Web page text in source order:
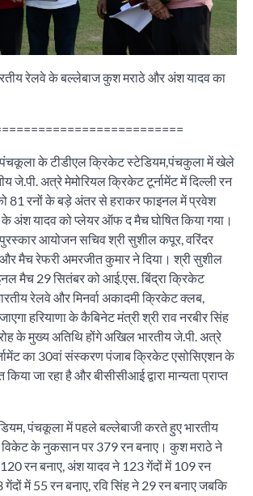
रेलवे के बल्लेबाज कुश मराठे और अंश यादव का
के टीडीएल क्रिकेट स्टेडियम,पंचकुला में खेले
जे.पी. अत्रे मेमोरियल क्रिकेट टूर्नामेंट में दिल्ली रन
81 रनों के बड़े अंतर से हराकर फाइनल में प्रवेश
अंश यादव को प्लेयर ऑफ द मैच घोषित किया गया।
आयोजन सचिव श्री सुशील कपूर, वरिंदर
और मैच रेफरी अमरजीत कुमार ने दिया। श्री सुशील
मैच 29 सितंबर को आई.एस. बिंद्रा क्रिकेट
रेलवे और मिनर्वा अकादमी क्रिकेट क्लब,
हरियाणा के कैबिनेट मंत्री श्री राव नरबीर सिंह
के मुख्य अतिथि होंगे अखिल भारतीय जे.पी. अत्रे
का 30वां संस्करण पंजाब क्रिकेट एसोसिएशन के
जा रहा है और बीसीसीआई द्वारा मान्यता प्राप्त
पंचकूला में पहले बल्लेबाजी करते हुए भारतीय
के नुकसान पर 379 रन बनाए। कुश मराठे ने
120 रन बनाए, अंश यादव ने 123 गेंदों में 109 रन
में 55 रन बनाए, रवि सिंह ने 29 रन बनाए जबकि